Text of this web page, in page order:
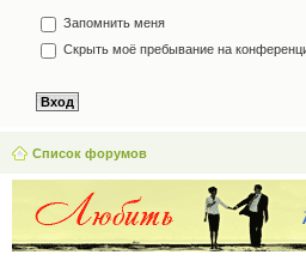
Запомнить меня
Скрыть моё пребывание на
Список форумов